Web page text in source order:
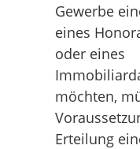
Gewerbe
eines
oder eines
möchten,
Erteilung